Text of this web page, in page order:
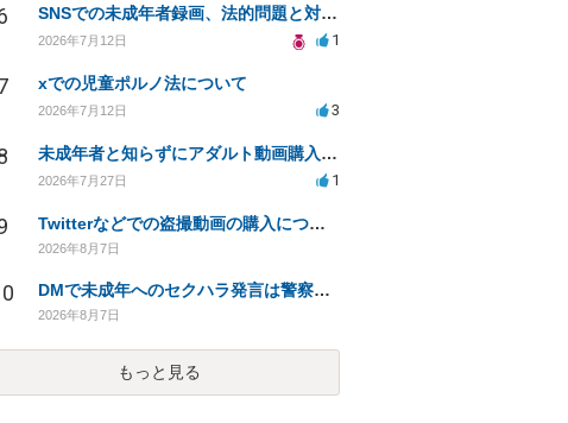
SNSでの未成年者録画、法的問題と対応策について相談したい
2026年7月12日 1
xでの児童ポルノ法について
2026年7月12日 3
未成年者と知らずにアダルト動画購入、法的影響は？
2026年7月27日 1
Twitterなどでの盗撮動画の購入について
2026年8月7日
DMで未成年へのセクハラ発言は警察に捕まる可能性はありますか
2026年8月7日
もっと見る